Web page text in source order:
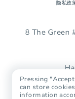
隐私政
8 The Green
Pressing
can store
information